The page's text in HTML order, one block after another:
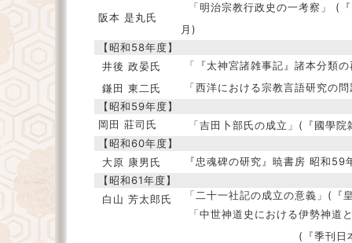
阪本 是丸氏
「明治宗教行政史の一考察」 (
月)
【昭和58年度】
井後 政晏氏
「『太神宮諸雑事記』諸本分類
鎌田 東二氏
「西洋における宗教言語研究の
【昭和59年度】
岡田 莊司氏
「吉田卜部氏の成立」(『國學
【昭和60年度】
大原 康男氏
『忠魂碑の研究』暁書房 昭和59
【昭和61年度】
白山 芳太郎氏
「二十一社記の成立の意義」(
「中世神道史における伊勢神道
(『季刊日